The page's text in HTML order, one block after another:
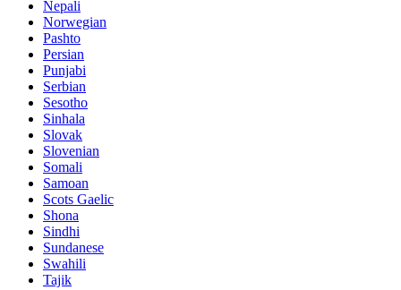
Nepali
Norwegian
Pashto
Persian
Punjabi
Serbian
Sesotho
Sinhala
Slovak
Slovenian
Somali
Samoan
Scots Gaelic
Shona
Sindhi
Sundanese
Swahili
Tajik